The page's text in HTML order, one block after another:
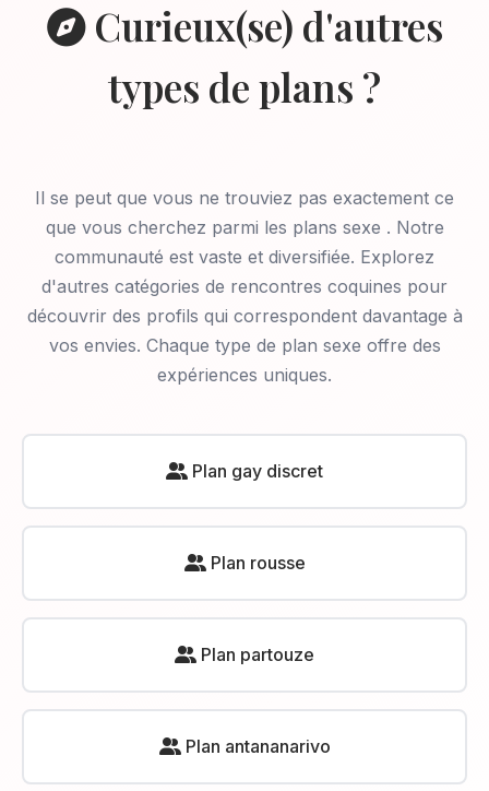
Curieux(se) d'autres
types de plans ?
Il se peut que vous ne trouviez pas exactement ce
que vous cherchez parmi les plans sexe . Notre
communauté est vaste et diversifiée. Explorez
d'autres catégories de rencontres coquines pour
découvrir des profils qui correspondent davantage à
vos envies. Chaque type de plan sexe offre des
expériences uniques.
Plan gay discret
Plan rousse
Plan partouze
Plan antananarivo